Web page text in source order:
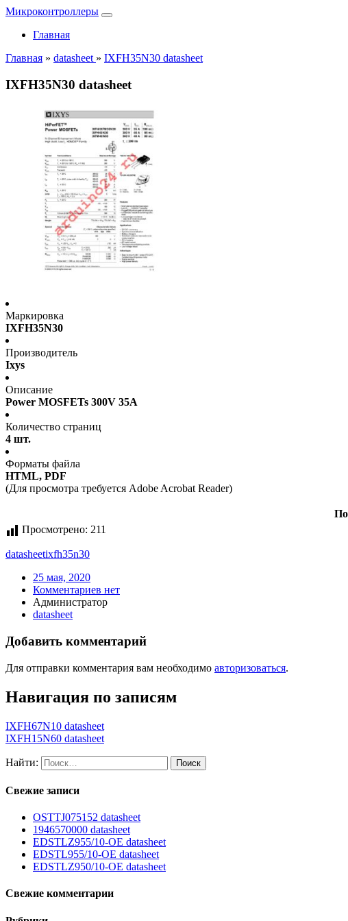
Микроконтроллеры
Главная
Главная » datasheet » IXFH35N30 datasheet
IXFH35N30 datasheet
Маркировка
IXFH35N30
Производитель
Ixys
Описание
Power MOSFETs 300V 35A
Количество страниц
4 шт.
Форматы файла
HTML, PDF
(Для просмотра требуется Adobe Acrobat Reader)
Просмотрено: 211
datasheetixfh35n30
25 мая, 2020
Комментариев нет
Администратор
datasheet
Добавить комментарий
Для отправки комментария вам необходимо авторизоваться.
Навигация по записям
IXFH67N10 datasheet
IXFH15N60 datasheet
Найти:
Свежие записи
OSTTJ075152 datasheet
1946570000 datasheet
EDSTLZ955/10-OE datasheet
EDSTL955/10-OE datasheet
EDSTLZ950/10-OE datasheet
Свежие комментарии